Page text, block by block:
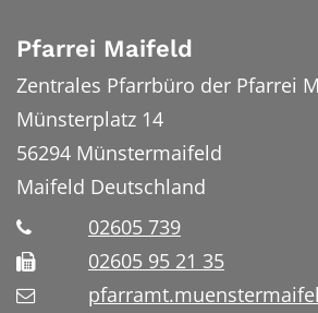
Pfarrei Maifeld
Zentrales Pfarrbüro der Pfarrei
Münsterplatz 14
56294 Münstermaifeld
Maifeld Deutschland
02605 739
02605 95 21 35